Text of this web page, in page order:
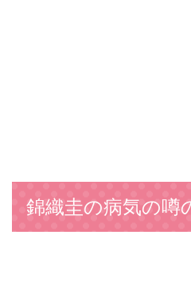
錦織圭の病気の噂